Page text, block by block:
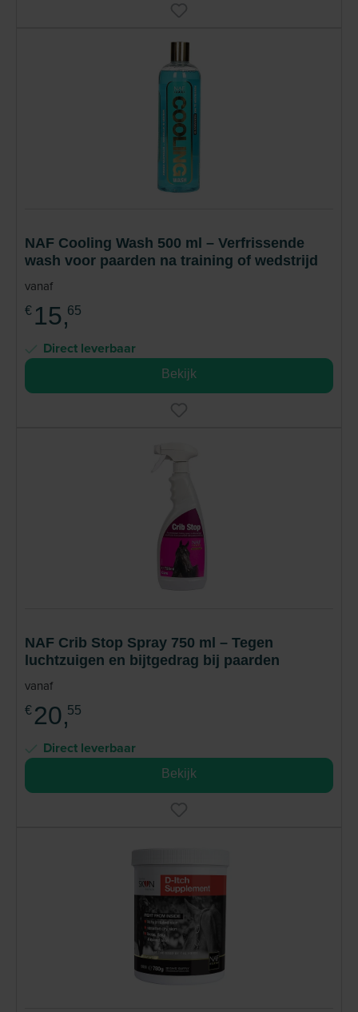
NAF Cooling Wash 500 ml – Verfrissende
wash voor paarden na training of wedstrijd
vanaf
€ 15,65
Direct leverbaar
Bekijk
NAF Crib Stop Spray 750 ml – Tegen
luchtzuigen en bijtgedrag bij paarden
vanaf
€ 20,55
Direct leverbaar
Bekijk